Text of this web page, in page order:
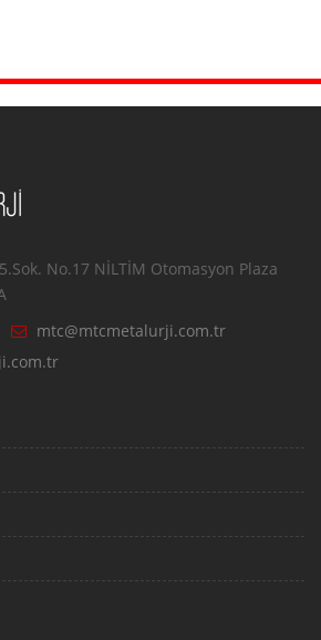
No.17 NİLTİM Otomasyon Plaza
mtc@mtcmetalurji.com.tr